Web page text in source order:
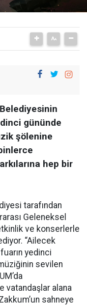
gününde
şölenine
hep bir
tarafından
Geleneksel
ve konserlerle
“Ailecek
yedinci
sevilen
vatandaşlar alana
sahneye